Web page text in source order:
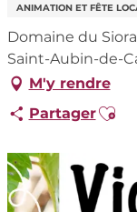
ANIMATION ET FÊTE
Domaine du
Saint-Aubin-de-
M'y rendre
Partager